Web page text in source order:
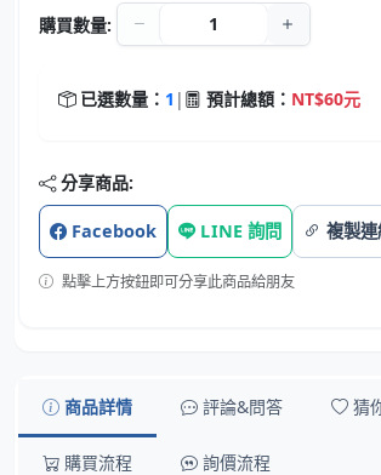
購買數量:
已選數量： 1 | 預計總額： NT$60元
分享商品:
Facebook LINE 詢問 複製
點擊上方按鈕即可分享此商品給朋友
商品詳情 評論&問答 猜
購買流程 詢價流程